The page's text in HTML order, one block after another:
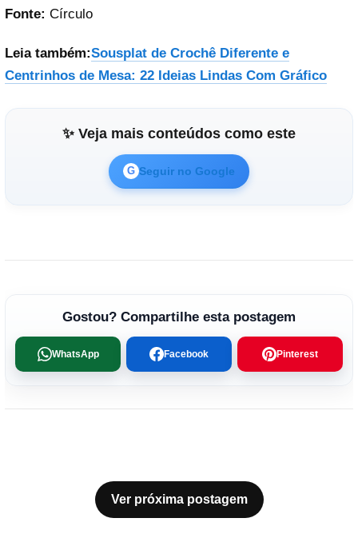
Fonte: Círculo
Leia também:Sousplat de Crochê Diferente e
Centrinhos de Mesa: 22 Ideias Lindas Com Gráfico
✨ Veja mais conteúdos como este
G Seguir no Google
Gostou? Compartilhe esta postagem
WhatsApp Facebook Pinterest
Ver próxima postagem